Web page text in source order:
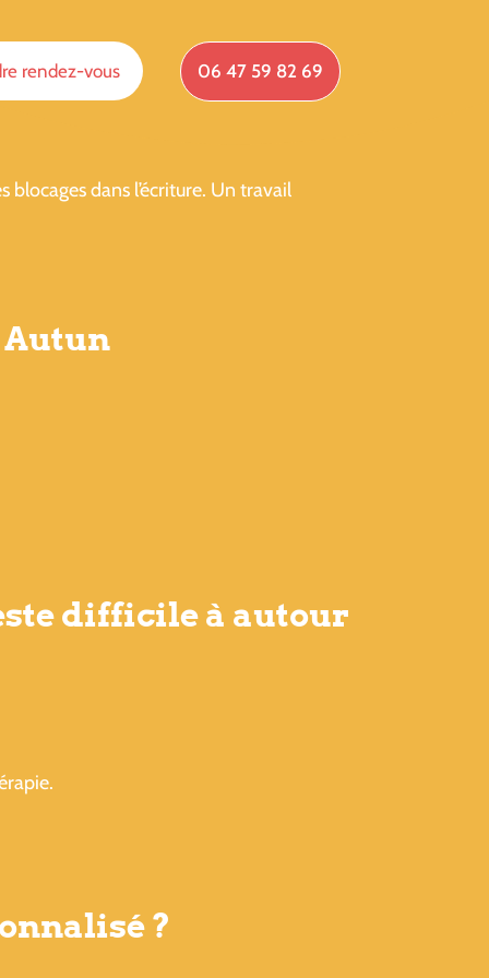
rendez-vous 06 47 59 82 69
dans l’écriture. Un travail
Autun
difficile à autour
?